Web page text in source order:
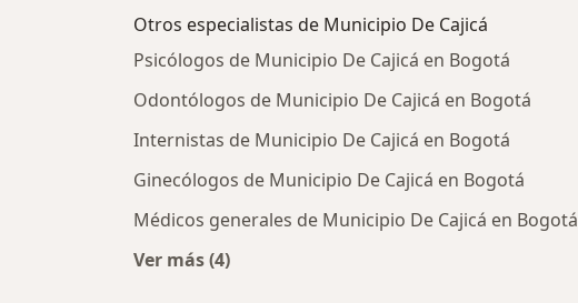
Otros especialistas de Municipio De Cajicá
Psicólogos de Municipio De Cajicá en Bogotá
Odontólogos de Municipio De Cajicá en Bogotá
Internistas de Municipio De Cajicá en Bogotá
Ginecólogos de Municipio De Cajicá en Bogotá
Médicos generales de Municipio De Cajicá en Bogotá
Ver más (4)